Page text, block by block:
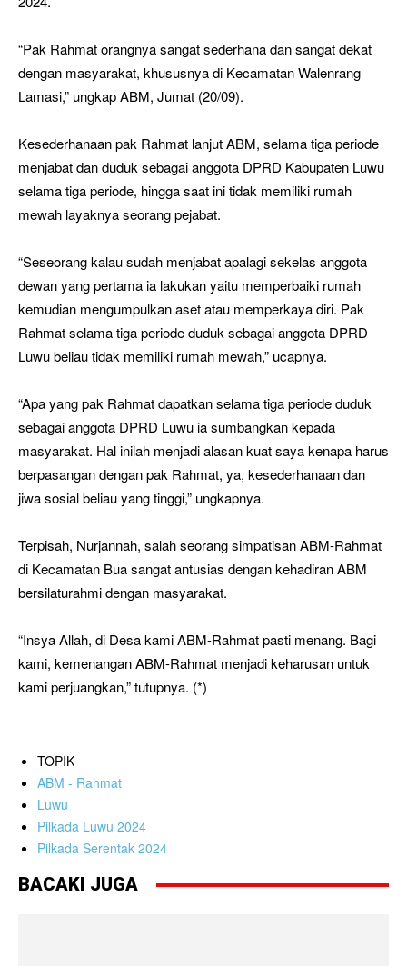
“Pak Rahmat orangnya sangat sederhana dan sangat dekat
dengan masyarakat, khususnya di Kecamatan Walenrang
Lamasi,” ungkap ABM, Jumat (20/09).
Kesederhanaan pak Rahmat lanjut ABM, selama tiga periode
menjabat dan duduk sebagai anggota DPRD Kabupaten Luwu
selama tiga periode, hingga saat ini tidak memiliki rumah
mewah layaknya seorang pejabat.
“Seseorang kalau sudah menjabat apalagi sekelas anggota
dewan yang pertama ia lakukan yaitu memperbaiki rumah
kemudian mengumpulkan aset atau memperkaya diri. Pak
Rahmat selama tiga periode duduk sebagai anggota DPRD
Luwu beliau tidak memiliki rumah mewah,” ucapnya.
“Apa yang pak Rahmat dapatkan selama tiga periode duduk
sebagai anggota DPRD Luwu ia sumbangkan kepada
masyarakat. Hal inilah menjadi alasan kuat saya kenapa harus
berpasangan dengan pak Rahmat, ya, kesederhanaan dan
jiwa sosial beliau yang tinggi,” ungkapnya.
Terpisah, Nurjannah, salah seorang simpatisan ABM-Rahmat
di Kecamatan Bua sangat antusias dengan kehadiran ABM
bersilaturahmi dengan masyarakat.
“Insya Allah, di Desa kami ABM-Rahmat pasti menang. Bagi
kami, kemenangan ABM-Rahmat menjadi keharusan untuk
kami perjuangkan,” tutupnya. (*)
TOPIK
ABM - Rahmat
Luwu
Pilkada Luwu 2024
Pilkada Serentak 2024
BACAKI JUGA